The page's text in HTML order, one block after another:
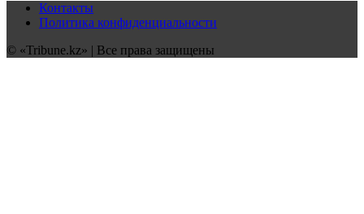
Контакты
Политика конфиденциальности
© «Tribune.kz» | Все права защищены